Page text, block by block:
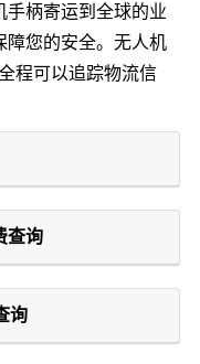
手柄寄运到全球的业
障您的安全。无人机
程可以追踪物流信
查询
询